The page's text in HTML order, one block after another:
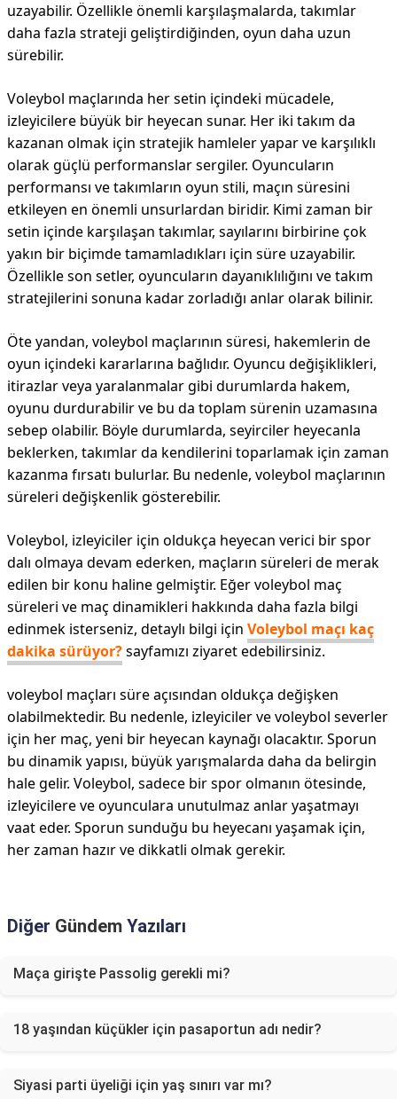
uzayabilir. Özellikle önemli karşılaşmalarda, takımlar
daha fazla strateji geliştirdiğinden, oyun daha uzun
sürebilir.
Voleybol maçlarında her setin içindeki mücadele,
izleyicilere büyük bir heyecan sunar. Her iki takım da
kazanan olmak için stratejik hamleler yapar ve karşılıklı
olarak güçlü performanslar sergiler. Oyuncuların
performansı ve takımların oyun stili, maçın süresini
etkileyen en önemli unsurlardan biridir. Kimi zaman bir
setin içinde karşılaşan takımlar, sayılarını birbirine çok
yakın bir biçimde tamamladıkları için süre uzayabilir.
Özellikle son setler, oyuncuların dayanıklılığını ve takım
stratejilerini sonuna kadar zorladığı anlar olarak bilinir.
Öte yandan, voleybol maçlarının süresi, hakemlerin de
oyun içindeki kararlarına bağlıdır. Oyuncu değişiklikleri,
itirazlar veya yaralanmalar gibi durumlarda hakem,
oyunu durdurabilir ve bu da toplam sürenin uzamasına
sebep olabilir. Böyle durumlarda, seyirciler heyecanla
beklerken, takımlar da kendilerini toparlamak için zaman
kazanma fırsatı bulurlar. Bu nedenle, voleybol maçlarının
süreleri değişkenlik gösterebilir.
Voleybol, izleyiciler için oldukça heyecan verici bir spor
dalı olmaya devam ederken, maçların süreleri de merak
edilen bir konu haline gelmiştir. Eğer voleybol maç
süreleri ve maç dinamikleri hakkında daha fazla bilgi
edinmek isterseniz, detaylı bilgi için Voleybol maçı kaç
dakika sürüyor?sayfamızı ziyaret edebilirsiniz.
voleybol maçları süre açısından oldukça değişken
olabilmektedir. Bu nedenle, izleyiciler ve voleybol severler
için her maç, yeni bir heyecan kaynağı olacaktır. Sporun
bu dinamik yapısı, büyük yarışmalarda daha da belirgin
hale gelir. Voleybol, sadece bir spor olmanın ötesinde,
izleyicilere ve oyunculara unutulmaz anlar yaşatmayı
vaat eder. Sporun sunduğu bu heyecanı yaşamak için,
her zaman hazır ve dikkatli olmak gerekir.
Diğer Gündem Yazıları
Maça girişte Passolig gerekli mi?
18 yaşından küçükler için pasaportun adı nedir?
Siyasi parti üyeliği için yaş sınırı var mı?